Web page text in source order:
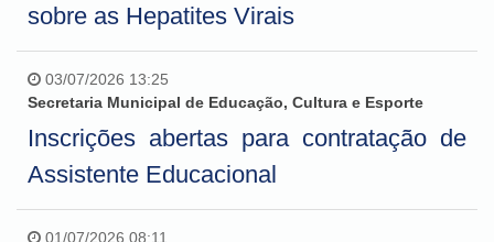
sobre as Hepatites Virais
03/07/2026 13:25
Secretaria Municipal de Educação, Cultura e Esporte
Inscrições abertas para contratação de
Assistente Educacional
01/07/2026 08:11